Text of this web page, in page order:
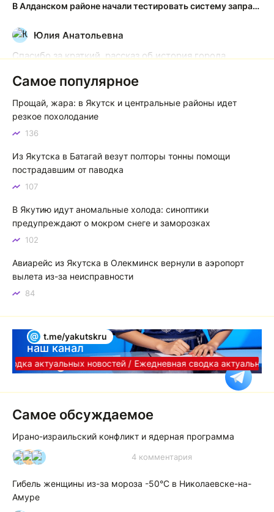
В Алданском районе начали тестировать систему заправки по QR-кодам
Ю
Юлия Анатольевна
Спасибо за краткий, рассказ об история города
Якутск сквозь века: от острога до столицы республики
К
Котя злой
Зной в Сибири, тем более в Якутске. Никакой это не
тем более говорить не приходиться. Не зря даже в
песнях поют…
Самое популярное
Прощай, жара: в Якутск и центральные районы идет
резкое похолодание
136
Из Якутска в Батагай везут полторы тонны помощи
пострадавшим от паводка
107
В Якутию идут аномальные холода: синоптики
предупреждают о мокром снеге и заморозках
102
Авиарейс из Якутска в Олекминск вернули в аэропорт
вылета из-за неисправности
84
наш канал
Telegram
@ t.me/yakutskru
актуальных новостей / Ежедневная сводка актуальных
Самое обсуждаемое
Ирано-израильский конфликт и ядерная программа
И А А 4 комментария
Гибель женщины из-за мороза -50°C в Николаевске-на-
Амуре